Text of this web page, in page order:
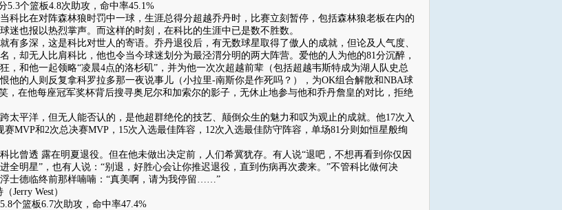
个篮板4.8次助攻，命中率45.1%
比在对阵森林狼时罚中一球，生涯总得分超越乔丹时，比赛立刻暂停，包括森林狼老板在内的
迷也报以热烈掌声。而这样的时刻，在科比的生涯中已是数不胜数。
多深，这是科比对世人的寄语。乔丹退役后，有无数球星取得了傲人的成就，但论及人气度、
，却无人比肩科比，他也令当今球迷划分为最泾渭分明的两大阵营。爱他的人为他的81分沉醉，
，和他一起领略“凌晨4点的洛杉矶”，并为他一次次超越前辈（包括超越韦斯特成为湖人队史总
他的人则反复拿科罗拉多那一夜说事儿（小拉里-南斯你是作死吗？），为OK组合解散和NBA球
，在他每座冠军奖杯背后搜寻奥尼尔和加索尔的影子，无休止地参与他和乔丹詹皇的对比，拒绝
平洋，但无人能否认的，是他超群绝伦的技艺、颠倒众生的魅力和叹为观止的成就。他17次入
赛MVP和2次总决赛MVP，15次入选最佳阵容，12次入选最佳防守阵容，单场81分则如恒星般绚
曾透 露在明夏退役。但在他未做出决定前，人们希冀犹存。有人说“退吧，不想再看到你仅因
全明星”，也有人说：“别退，好胜心会让你推迟退役，直到伤病再次袭来。”不管科比做何决
士德临终前那样喃喃：“真美啊，请为我停留……”
West）
个篮板6.7次助攻，命中率47.4%